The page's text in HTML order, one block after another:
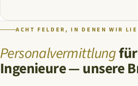
ACHT FELDER, IN DENEN WIR
Personalvermittlungfür
Ingenieure — unsere